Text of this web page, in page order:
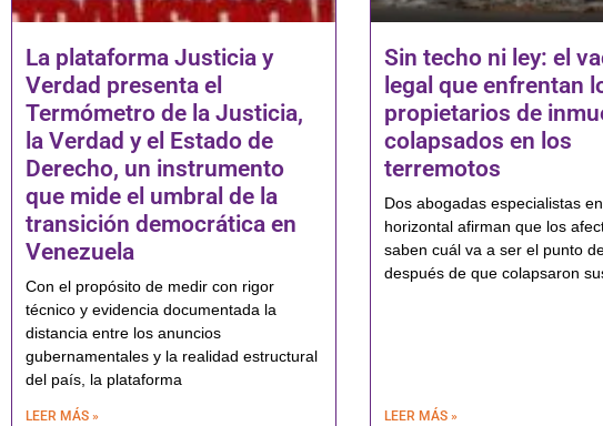
La plataforma Justicia y
Verdad presenta el
Termómetro de la Justicia,
la Verdad y el Estado de
Derecho, un instrumento
que mide el umbral de la
transición democrática en
Venezuela
Con el propósito de medir con rigor
técnico y evidencia documentada la
distancia entre los anuncios
gubernamentales y la realidad estructural
del país, la plataforma
LEER MÁS »
Sin techo ni ley: el
legal que enfrentan
propietarios de
colapsados en los
terremotos
Dos abogadas especialistas
horizontal afirman que los
saben cuál va a ser el punto
después de que colapsaron
LEER MÁS »